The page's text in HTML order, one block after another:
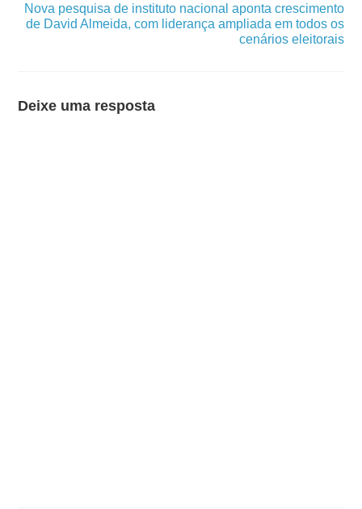
Nova pesquisa de instituto nacional aponta crescimento
de David Almeida, com liderança ampliada em todos os
cenários eleitorais
Deixe uma resposta